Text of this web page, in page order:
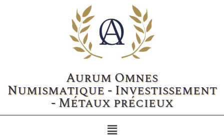
Aurum Omnes
Numismatique - Investissement
- Métaux précieux